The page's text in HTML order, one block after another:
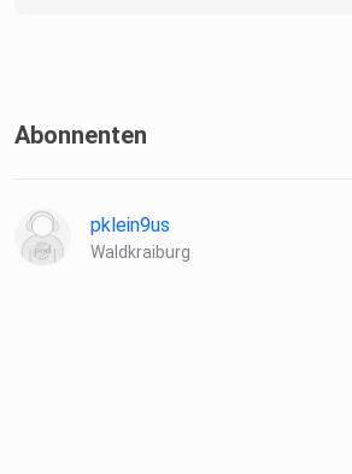
Abonnenten
pklein9us
Waldkraiburg